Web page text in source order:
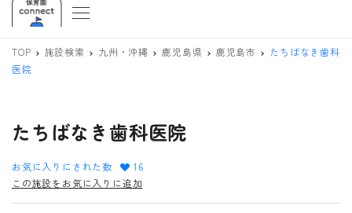
TOP 施設検索 九州・沖縄 鹿児島県 鹿児島市
たちばなき歯科
医院
たちばなき歯科医院
お気に入りにされた数
16
この施設をお気に入りに追加